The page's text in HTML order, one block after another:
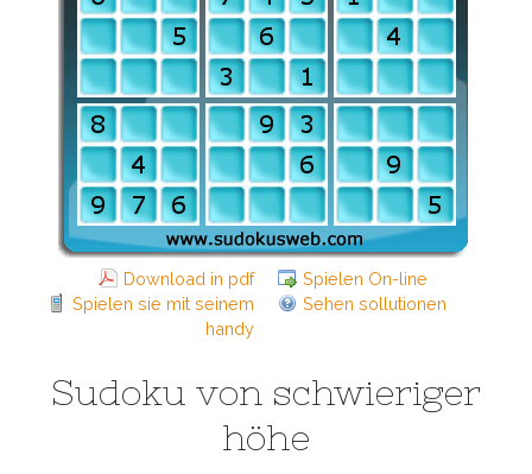
Download in pdf
Spielen On-line
Spielen sie mit seinem
handy
Sehen sollutionen
Sudoku von schwieriger
höhe